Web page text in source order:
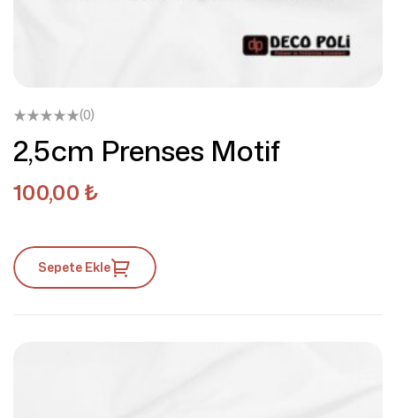
(0)
2,5cm Prenses Motif
100,00 ₺
Sepete Ekle